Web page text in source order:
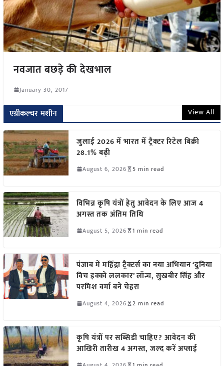
नवजात बछड़े की देखभाल
January 30, 2017
एग्रीकल्चर मशीन View All
जुलाई 2026 में भारत में ट्रैक्टर रिटेल बिक्री
28.1% बढ़ी
August 6, 2026 5 min read
विभिन्न कृषि यंत्रों हेतु आवेदन के लिए आज 4
अगस्त तक अंतिम तिथि
August 5, 2026 1 min read
पंजाब में महिंद्रा ट्रैक्टर्स का नया अभियान ‘दुनिया
विच इक्को ललकार’ लॉन्च, सुखबीर सिंह और
परमिश वर्मा बने चेहरा
August 4, 2026 2 min read
कृषि यंत्रों पर सब्सिडी चाहिए? आवेदन की
आखिरी तारीख 4 अगस्त, जल्द करें अप्लाई